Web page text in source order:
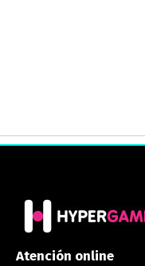
Atención online